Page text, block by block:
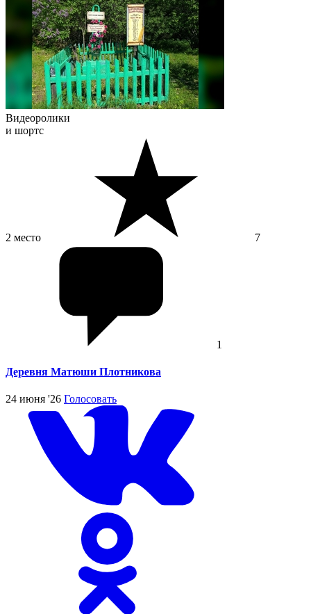
Видеоролики
и шортс
2 место 7
1
Деревня Матюши Плотникова
24 июня '26 Голосовать